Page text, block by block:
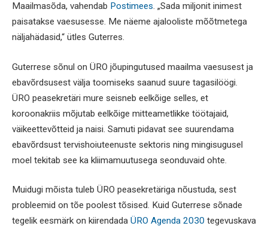
Maailmasõda, vahendab Postimees. „Sada miljonit inimest
paisatakse vaesusesse. Me näeme ajalooliste mõõtmetega
näljahädasid,“ ütles Guterres.
Guterrese sõnul on ÜRO jõupingutused maailma vaesusest ja
ebavõrdsusest välja toomiseks saanud suure tagasilöögi.
ÜRO peasekretäri mure seisneb eelkõige selles, et
koroonakriis mõjutab eelkõige mitteametlikke töötajaid,
väikeettevõtteid ja naisi. Samuti pidavat see suurendama
ebavõrdsust tervishoiuteenuste sektoris ning mingisugusel
moel tekitab see ka kliimamuutusega seonduvaid ohte.
Muidugi mõista tuleb ÜRO peasekretäriga nõustuda, sest
probleemid on tõe poolest tõsised. Kuid Guterrese sõnade
tegelik eesmärk on kiirendada ÜRO Agenda 2030 tegevuskava